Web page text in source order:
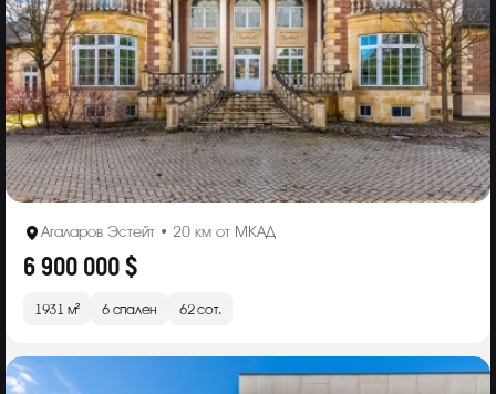
Агаларов Эстейт • 20 км от МКАД
6 900 000 $
1931 м² 6 спален 62 сот.